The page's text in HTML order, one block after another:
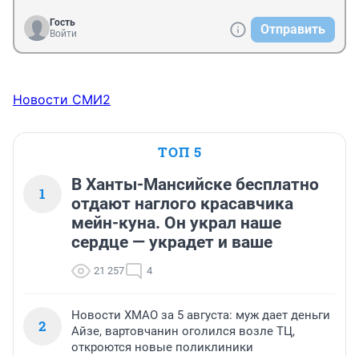
Гость
Войти
Отправить
Новости СМИ2
ТОП 5
1
В Ханты-Мансийске бесплатно
отдают наглого красавчика
мейн-куна. Он украл наше
сердце — украдет и ваше
21 257 4
2
Новости ХМАО за 5 августа: муж дает деньги
Айзе, вартовчанин оголился возле ТЦ,
откроются новые поликлиники